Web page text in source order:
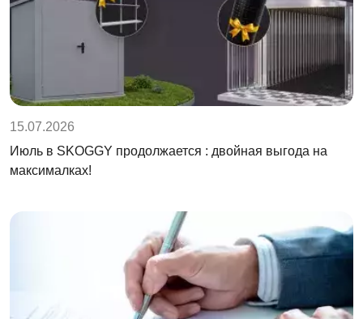
15.07.2026
Июль в SKOGGY продолжается : двойная выгода на
максималках!